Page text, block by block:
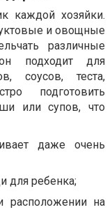
каждой хозяйки.
и овощные
различные
подходит для
соусов, теста,
подготовить
или супов, что
даже очень
для ребенка;
расположении на